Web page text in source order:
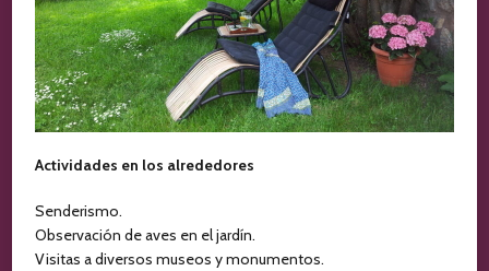
Actividades en los alrededores
Senderismo.
Observación de aves en el jardín.
Visitas a diversos museos y monumentos.